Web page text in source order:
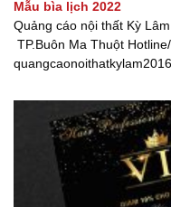
Mẫu bìa lịch 2022
Quảng cáo nội thất Kỳ
TP.Buôn Ma Thuột
nội thất Kỳ Lâm [...]